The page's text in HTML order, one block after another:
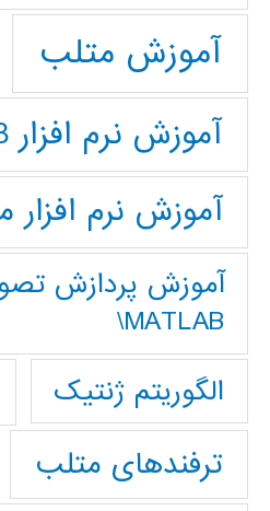
آموزش متلب
آموزش نرم افزار MATLAB
آموزش نرم افزار
آموزش پردازش
MATLAB\
الگوریتم ژنتیک
ترفندهای متلب